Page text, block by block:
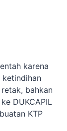
karena
ketindihan
bahkan
DUKCAPIL
KTP